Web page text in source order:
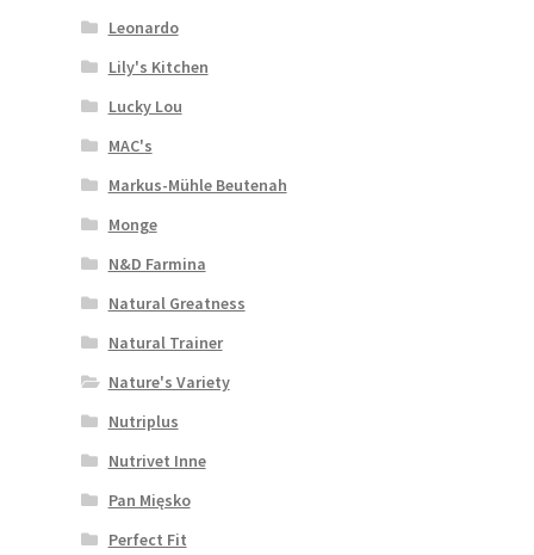
Leonardo
Lily's Kitchen
Lucky Lou
MAC's
Markus-Mühle Beutenah
Monge
N&D Farmina
Natural Greatness
Natural Trainer
Nature's Variety
Nutriplus
Nutrivet Inne
Pan Mięsko
Perfect Fit